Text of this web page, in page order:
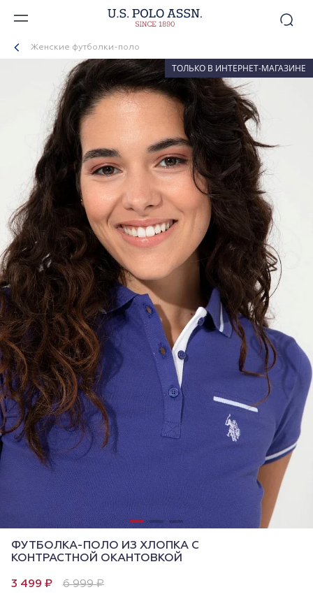
Женские футболки-поло
ТОЛЬКО В ИНТЕРНЕТ-МАГАЗИНЕ
ФУТБОЛКА-ПОЛО ИЗ ХЛОПКА С
КОНТРАСТНОЙ ОКАНТОВКОЙ
3 499 ₽ 6 999 ₽